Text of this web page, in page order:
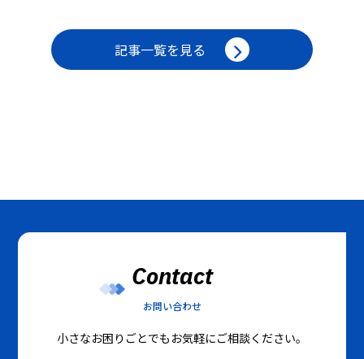
記事一覧を見る
Contact
お問い合わせ
小さなお困りごとでもお気軽にご相談ください。